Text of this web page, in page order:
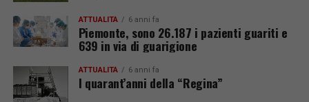
ATTUALITÀ 6 anni fa
Piemonte, sono 26.187 i pazienti guariti e
639 in via di guarigione
ATTUALITÀ 6 anni fa
I quarant’anni della “Regina”